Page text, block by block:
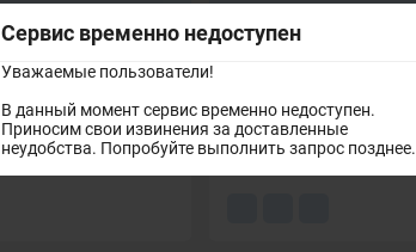
Сервис временно недоступен
Уважаемые пользователи!
В данный момент сервис временно недоступен.
Приносим свои извинения за доставленные
неудобства. Попробуйте выполнить запрос позднее.